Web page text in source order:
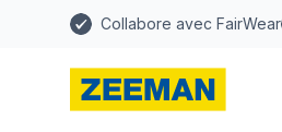
Collabore avec FairWear